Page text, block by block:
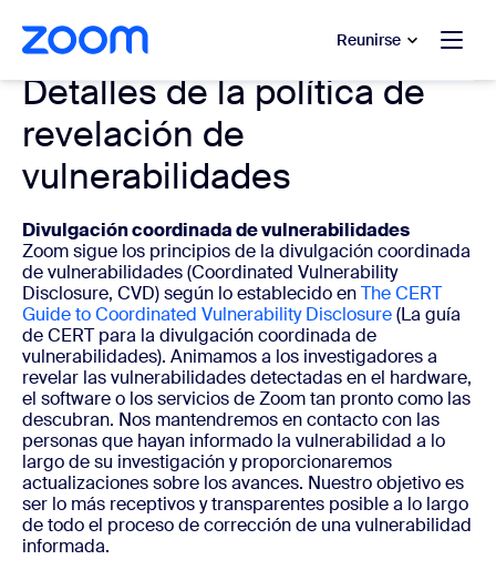
contenido principal
al chat de ayuda Reunirse
Detalles de la política de
revelación de
vulnerabilidades
Divulgación coordinada de vulnerabilidades
Zoom sigue los principios de la divulgación coordinada
de vulnerabilidades (Coordinated Vulnerability
Disclosure, CVD) según lo establecido enThe CERT
Guide to Coordinated Vulnerability Disclosure(La guía
de CERT para la divulgación coordinada de
vulnerabilidades). Animamos a los investigadores a
revelar las vulnerabilidades detectadas en el hardware,
el software o los servicios de Zoom tan pronto como las
descubran. Nos mantendremos en contacto con las
personas que hayan informado la vulnerabilidad a lo
largo de su investigación y proporcionaremos
actualizaciones sobre los avances. Nuestro objetivo es
ser lo más receptivos y transparentes posible a lo largo
de todo el proceso de corrección de una vulnerabilidad
informada.